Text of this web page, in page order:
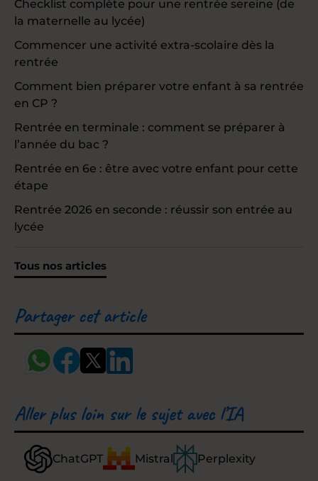
Checklist complète pour une rentrée sereine (de
la maternelle au lycée)
Commencer une activité extra-scolaire dès la
rentrée
Comment bien préparer votre enfant à sa rentrée
en CP ?
Rentrée en terminale : comment se préparer à
l’année du bac ?
Rentrée en 6e : être avec votre enfant pour cette
étape
Rentrée 2026 en seconde : réussir son entrée au
lycée
Tous nos articles
Partager cet article
Aller plus loin sur le sujet avec l’IA
ChatGPT Mistral Perplexity